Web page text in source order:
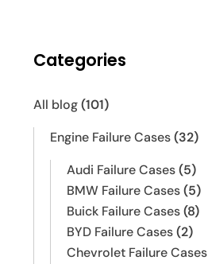
Categories
All blog(101)
Engine Failure Cases(32)
Audi Failure Cases(5)
BMW Failure Cases(5)
Buick Failure Cases(8)
BYD Failure Cases(2)
Chevrolet Failure Cases